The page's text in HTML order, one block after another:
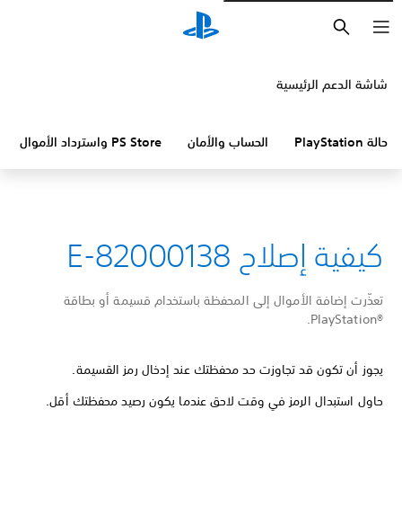
شاشة الدعم الرئيسية
حالة PlayStation الحساب والأمان PS Store واسترداد الأموال
كيفية إصلاح E-82000138
تعذّرت إضافة الأموال إلى المحفظة باستخدام قسيمة أو بطاقة
PlayStation®‎.
يجوز أن تكون قد تجاوزت حد محفظتك عند إدخال رمز القسيمة.
حاول استبدال الرمز في وقت لاحق عندما يكون رصيد محفظتك أقل.